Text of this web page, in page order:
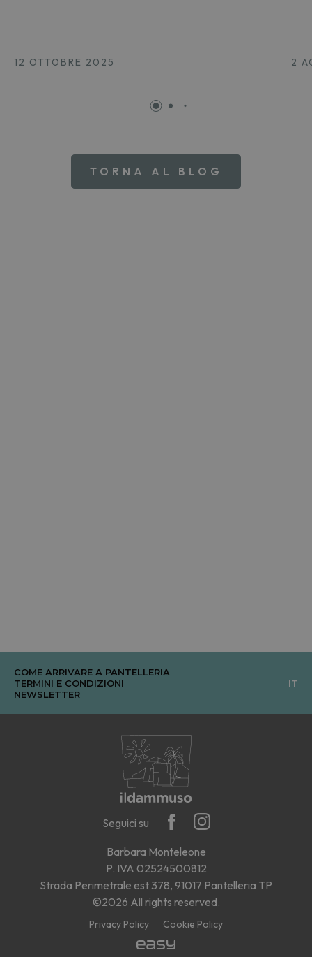
12 OTTOBRE 2025 2
TORNA AL BLOG
COME ARRIVARE A PANTELLERIA
TERMINI E CONDIZIONI
NEWSLETTER
IT
Seguici su
Barbara Monteleone
P. IVA 02524500812
Strada Perimetrale est 378, 91017 Pantelleria TP
©2026 All rights reserved.
Privacy Policy Cookie Policy